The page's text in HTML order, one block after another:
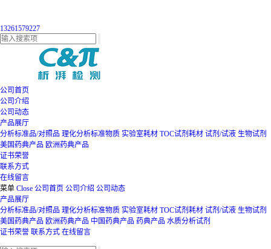
13261579227
公司首页
公司介绍
公司动态
产品展厅
分析标准品/对照品 理化分析标准物质 实验室耗材 TOC试剂耗材 试剂/试液 生物试剂
美国药典产品 欧洲药典产品
证书荣誉
联系方式
在线留言
菜单 Close 公司首页 公司介绍 公司动态
产品展厅
分析标准品/对照品 理化分析标准物质 实验室耗材 TOC试剂耗材 试剂/试液 生物试剂
美国药典产品 欧洲药典产品 中国药典产品 药典产品 水质分析试剂
证书荣誉 联系方式 在线留言